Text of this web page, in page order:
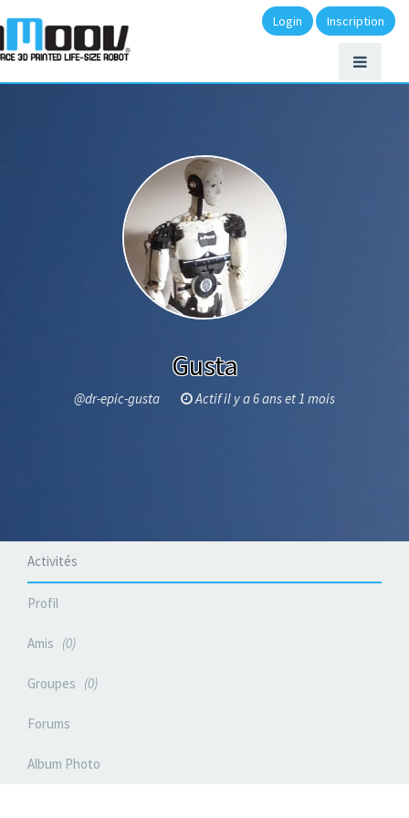
Login Inscription
Gusta
@dr-epic-gusta Actif il y a 6 ans et 1 mois
Activités
Profil
Amis 0
Groupes 0
Forums
Album Photo